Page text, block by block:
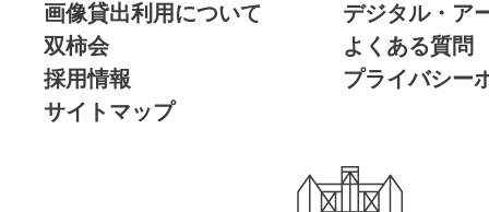
画像貸出利用について
デジタル・ア
双柿会
よくある質問
採用情報
プライバシー
サイトマップ